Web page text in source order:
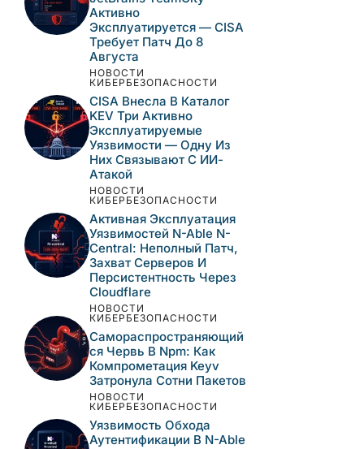
Критические
Уязвимости В Veeam
VSPC, Terraform MCP
Server И Django —
Анализ И Рекомендации
НОВОСТИ
Критическая
Уязвимость
Десериализации В
JetBrains TeamCity
Активно
Эксплуатируется —
CISA Требует Патч До 8
Августа
НОВОСТИ
КИБЕРБЕЗОПАСНОСТИ
CISA Внесла В Каталог
KEV Три Активно
Эксплуатируемые
Уязвимости — Одну Из
Них Связывают С ИИ-
Атакой
НОВОСТИ
КИБЕРБЕЗОПАСНОСТИ
Активная Эксплуатация
Уязвимостей N-Able N-
Central: Неполный Патч,
Захват Серверов И
Персистентность Через